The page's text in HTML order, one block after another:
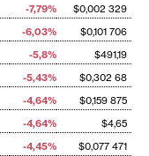
-7,79%
$0,002 329
-6,03%
$0,101 706
-5,8%
$491,19
-5,43%
$0,302 68
-4,64%
$0,159 875
-4,64%
$4,65
-4,45%
$0,077 471